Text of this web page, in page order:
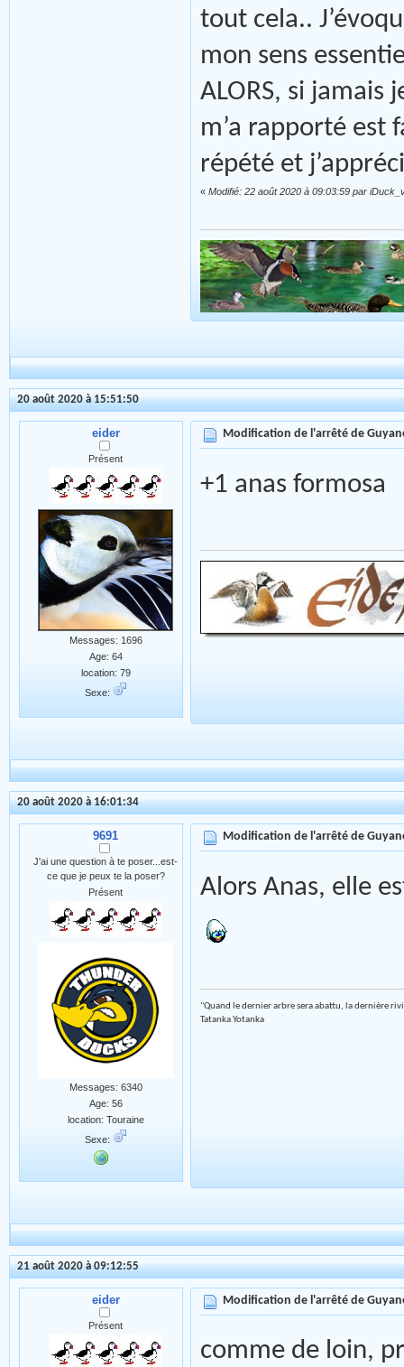
tout cela..
mon sens
ALORS, si jamais
m’a rapporté est
répété et
« Modifié: 22 août 2020 à 09:03:59 par
20 août 2020 à 15:51:50
eider
Présent
Messages: 1696
Age: 64
location: 79
Sexe:
Modification de l'arrêté de
+1 anas formosa
20 août 2020 à 16:01:34
9691
J'ai une question à te poser...est-
ce que je peux te la poser?
Présent
Messages: 6340
Age: 56
location: Touraine
Sexe:
Modification de l'arrêté de
Alors Anas, elle
"Quand le dernier arbre sera abattu, la dernière
Tatanka Yotanka
21 août 2020 à 09:12:55
eider
Présent
Modification de l'arrêté de
comme de loin,